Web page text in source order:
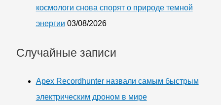
космологи снова спорят о природе темной
энергии 03/08/2026
Случайные записи
Apex Recordhunter назвали самым быстрым
электрическим дроном в мире